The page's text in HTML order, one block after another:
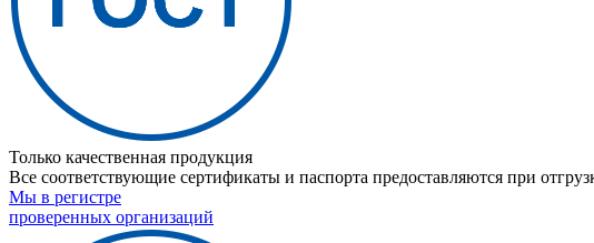
Только качественная продукция
Все соответствующие сертификаты и паспорта предоставляются при
Мы в регистре
проверенных организаций